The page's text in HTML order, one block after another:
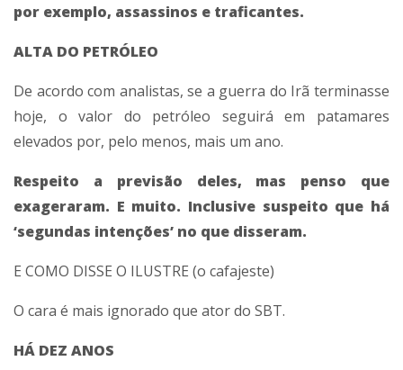
por exemplo, assassinos e traficantes.
ALTA DO PETRÓLEO
De acordo com analistas, se a guerra do Irã terminasse
hoje, o valor do petróleo seguirá em patamares
elevados por, pelo menos, mais um ano.
Respeito a previsão deles, mas penso que
exageraram. E muito. Inclusive suspeito que há
‘segundas intenções’ no que disseram.
E COMO DISSE O ILUSTRE (o cafajeste)
O cara é mais ignorado que ator do SBT.
HÁ DEZ ANOS